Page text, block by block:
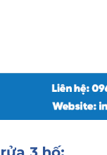
3 hố:
dây chuyền